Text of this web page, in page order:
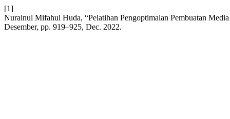
[1]
Nurainul Mifahul Huda, “Pelatihan Pengoptimalan Pembuatan
Desember, pp. 919–925, Dec. 2022.